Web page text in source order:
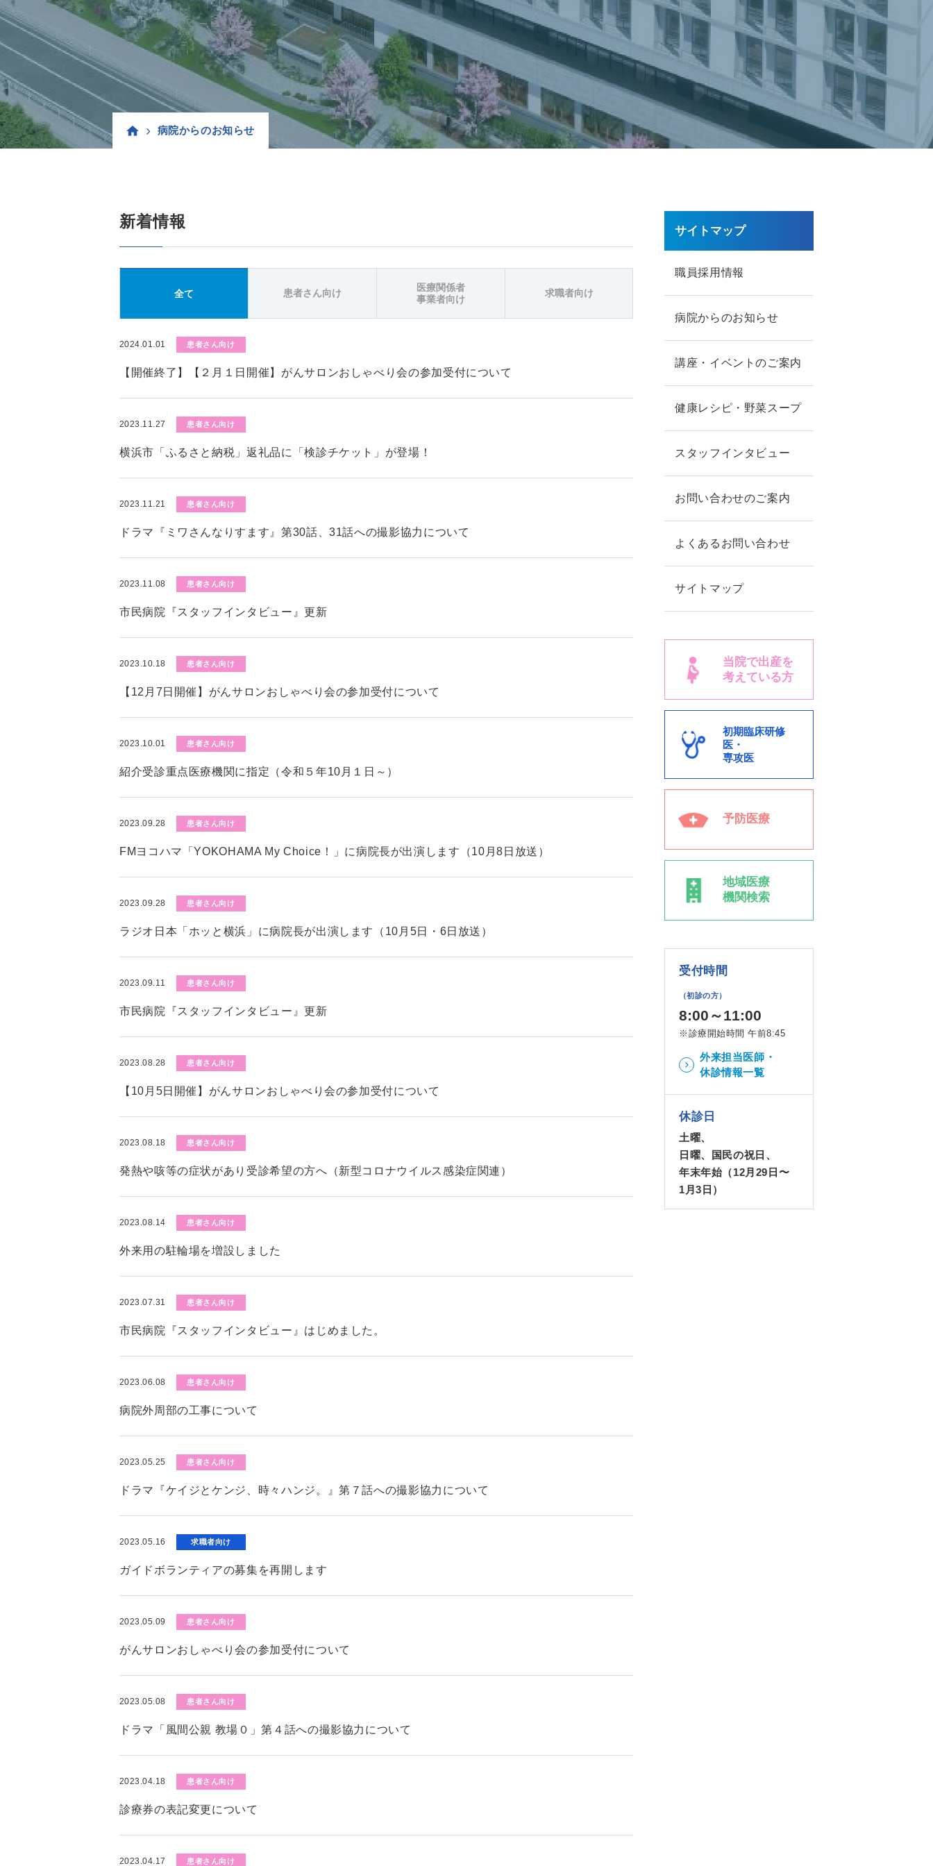
病院からのお知らせ
新着情報
全て 患者さん向け
医療関係者
事業者向け
求職者向け
2024.01.01 患者さん向け
【開催終了】【２月１日開催】がんサロンおしゃべり会の参加受付について
2023.11.27 患者さん向け
横浜市「ふるさと納税」返礼品に「検診チケット」が登場！
2023.11.21 患者さん向け
ドラマ『ミワさんなりすます』第30話、31話への撮影協力について
2023.11.08 患者さん向け
市民病院『スタッフインタビュー』更新
2023.10.18 患者さん向け
【12月7日開催】がんサロンおしゃべり会の参加受付について
2023.10.01 患者さん向け
紹介受診重点医療機関に指定（令和５年10月１日～）
2023.09.28 患者さん向け
FMヨコハマ「YOKOHAMA My Choice！」に病院長が出演します（10月8日放送）
2023.09.28 患者さん向け
ラジオ日本「ホッと横浜」に病院長が出演します（10月5日・6日放送）
2023.09.11 患者さん向け
市民病院『スタッフインタビュー』更新
2023.08.28 患者さん向け
【10月5日開催】がんサロンおしゃべり会の参加受付について
2023.08.18 患者さん向け
発熱や咳等の症状があり受診希望の方へ（新型コロナウイルス感染症関連）
2023.08.14 患者さん向け
外来用の駐輪場を増設しました
2023.07.31 患者さん向け
市民病院『スタッフインタビュー』はじめました。
2023.06.08 患者さん向け
病院外周部の工事について
2023.05.25 患者さん向け
ドラマ『ケイジとケンジ、時々ハンジ。』第７話への撮影協力について
2023.05.16 求職者向け
ガイドボランティアの募集を再開します
2023.05.09 患者さん向け
がんサロンおしゃべり会の参加受付について
2023.05.08 患者さん向け
ドラマ「風間公親 教場０」第４話への撮影協力について
2023.04.18 患者さん向け
診療券の表記変更について
2023.04.17 患者さん向け
サイトマップ
職員採用情報
病院からのお知らせ
講座・イベントのご案内
健康レシピ・野菜スープ
スタッフインタビュー
お問い合わせのご案内
よくあるお問い合わせ
サイトマップ
当院で出産を
考えている方
初期臨床研修
医・
専攻医
予防医療
地域医療
機関検索
受付時間
（初診の方）
8:00～11:00
※診療開始時間 午前8:45
外来担当医師・
休診情報一覧
休診日
土曜、
日曜、国民の祝日、
年末年始（12月29日〜
1月3日）